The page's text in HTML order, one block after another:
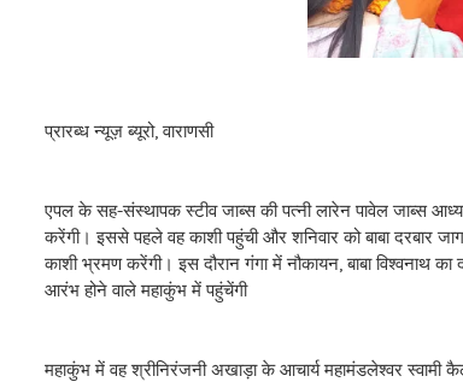
प्रारब्ध न्यूज़ ब्यूरो, वाराणसी
एपल के सह-संस्थापक स्टीव जाब्स की पत्नी लारेन पावेल जाब्स
करेंगी। इससे पहले वह काशी पहुंची और शनिवार को बाबा दरबार
काशी भ्रमण करेंगी। इस दौरान गंगा में नौकायन, बाबा विश्वनाथ
आरंभ होने वाले महाकुंभ में पहुंचेंगी
महाकुंभ में वह श्रीनिरंजनी अखाड़ा के आचार्य महामंडलेश्वर स्वामी